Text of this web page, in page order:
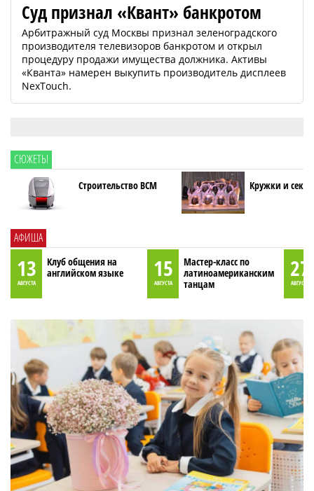
Суд признал «Квант» банкротом
Арбитражный суд Москвы признал зеленоградского
производителя телевизоров банкротом и открыл
процедуру продажи имущества должника. Активы
«Кванта» намерен выкупить производитель дисплеев
NexTouch.
СЮЖЕТЫ
Строительство ВСМ Кружки и
АФИША
13
АВГУСТА
Клуб общения на
английском языке
15
АВГУСТА
Мастер-класс по
латиноамериканским
танцам
27
АВГУСТА